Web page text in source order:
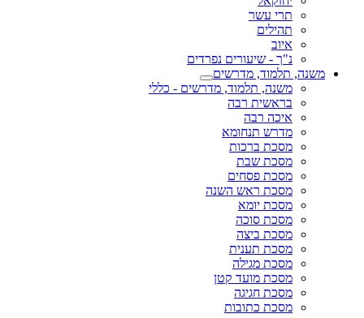
תרי עשר
תהילים
איוב
נ"ך - שיעורים נפרדים
משנה, תלמוד, מדרשים
משנה, תלמוד, מדרשים - כללי
בראשית רבה
איכה רבה
מדרש תנחומא
מסכת ברכות
מסכת שבת
מסכת פסחים
מסכת ראש השנה
מסכת יומא
מסכת סוכה
מסכת ביצה
מסכת תענית
מסכת מגילה
מסכת מועד קטן
מסכת חגיגה
מסכת כתובות